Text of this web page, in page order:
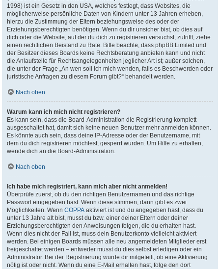
1998) ist ein Gesetz in den USA, welches festlegt, dass Websites, die
möglicherweise persönliche Daten von Kindern unter 13 Jahren erheben,
hierzu die Zustimmung der Eltern beziehungsweise des oder der
Erziehungsberechtigten benötigen. Wenn du dir unsicher bist, ob dies auf
dich oder die Website, auf der du dich zu registrieren versuchst, zutrifft, ziehe
einen rechtlichen Beistand zu Rate. Bitte beachte, dass phpBB Limited und
der Besitzer dieses Boards keine Rechtsberatung anbieten kann und nicht
die Anlaufstelle für Rechtsangelegenheiten jeglicher Art ist; außer solchen,
die unter der Frage „An wen soll ich mich wenden, falls es Beschwerden oder
juristische Anfragen zu diesem Forum gibt?“ behandelt werden.
Nach oben
Warum kann ich mich nicht registrieren?
Es kann sein, dass die Board-Administration die Registrierung komplett
ausgeschaltet hat, damit sich keine neuen Benutzer mehr anmelden können.
Es könnte auch sein, dass deine IP-Adresse oder der Benutzername, mit
dem du dich registrieren möchtest, gesperrt wurden. Um Hilfe zu erhalten,
wende dich an die Board-Administration.
Nach oben
Ich habe mich registriert, kann mich aber nicht anmelden!
Überprüfe zuerst, ob du den richtigen Benutzernamen und das richtige
Passwort eingegeben hast. Wenn diese stimmen, dann gibt es zwei
Möglichkeiten. WennCOPPA aktiviert ist und du angegeben hast, dass du
unter 13 Jahre alt bist, musst du bzw. einer deiner Eltern oder deiner
Erziehungsberechtigten den Anweisungen folgen, die du erhalten hast.
Wenn dies nicht der Fall ist, muss dein Benutzerkonto vielleicht aktiviert
werden. Bei einigen Boards müssen alle neu angemeldeten Mitglieder erst
freigeschaltet werden – entweder musst du dies selbst erledigen oder ein
Administrator. Bei der Registrierung wurde dir mitgeteilt, ob eine Aktivierung
nötig ist oder nicht. Wenn du eine E-Mail erhalten hast, folge den dort